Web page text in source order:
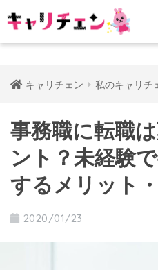
キャリチェン 私のキャリチ
事務職に転職
ント？未経験
するメリット
2020/01/23